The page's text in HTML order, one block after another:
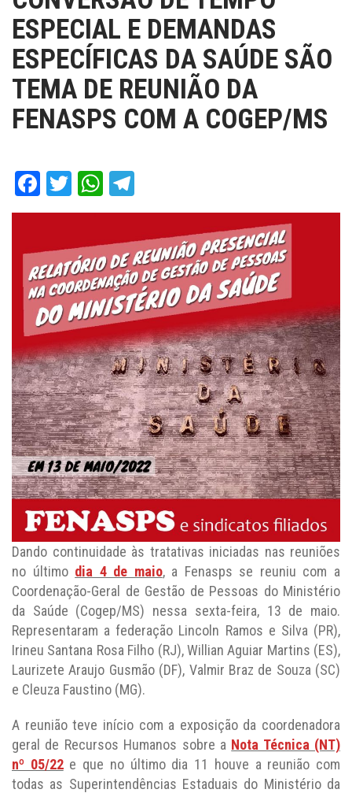
ESPECIAL E DEMANDAS
ESPECÍFICAS DA SAÚDE SÃO
TEMA DE REUNIÃO DA
FENASPS COM A COGEP/MS
Facebook
TwitterWhatsApp
Dando continuidade às tratativas iniciadas nas reuniões
no último dia 4 de maio, a Fenasps se reuniu com a
Coordenação-Geral de Gestão de Pessoas do Ministério
da Saúde (Cogep/MS) nessa sexta-feira, 13 de maio.
Representaram a federação Lincoln Ramos e Silva (PR),
Irineu Santana Rosa Filho (RJ), Willian Aguiar Martins (ES),
Laurizete Araujo Gusmão (DF), Valmir Braz de Souza (SC)
e Cleuza Faustino (MG).
A reunião teve início com a exposição da coordenadora
geral de Recursos Humanos sobre a Nota Técnica (NT)
nº 05/22e que no último dia 11 houve a reunião com
todas as Superintendências Estaduais do Ministério da